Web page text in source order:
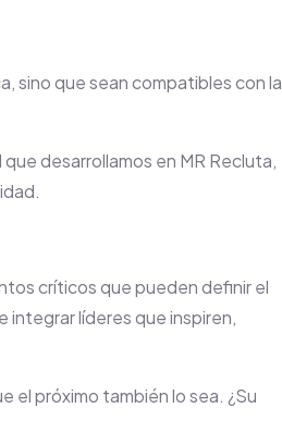
sino que sean compatibles con la
desarrollamos en MR Recluta,
críticos que pueden definir el
líderes que inspiren,
el próximo también lo sea. ¿Su